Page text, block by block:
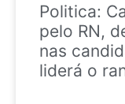
Politica:
pelo RN,
nas
liderá o